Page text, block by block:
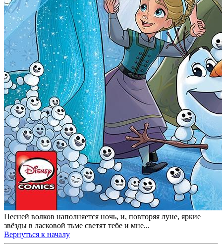
Песней волков наполняется ночь, и, повторяя луне, яркие
звёзды в ласковой тьме светят тебе и мне...
Вернуться к началу